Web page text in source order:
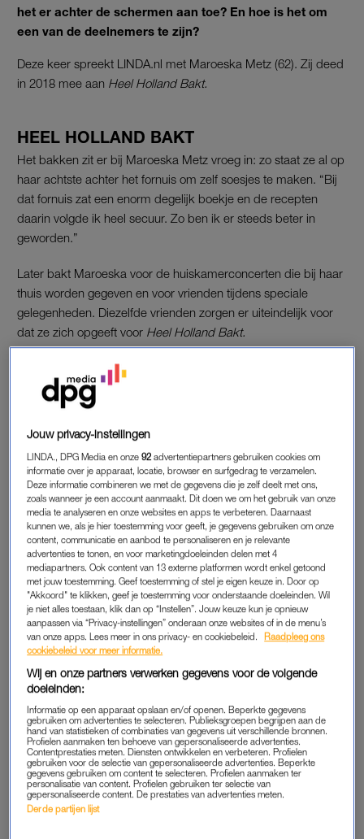
het er achter de schermen aan toe? En hoe is het om
een van de deelnemers te zijn?
Deze keer spreekt LINDA.nl met Maroeska Metz (62). Zij deed
in 2018 mee aan Heel Holland Bakt.
HEEL HOLLAND BAKT
Het bakken zit er bij Maroeska Metz vroeg in: zo staat ze al op
haar achtste achter het fornuis om zelf soesjes te maken. “Bij
dat fornuis zat een enorm degelijk boekje en de recepten
daarin volgde ik heel secuur. Zo ben ik er steeds beter in
geworden.”
Later bakt Maroeska voor de huiskamerconcerten die bij haar
thuis worden gegeven en voor vrienden tijdens speciale
gelegenheden. Diezelfde vrienden zorgen er uiteindelijk voor
dat ze zich opgeeft voor Heel Holland Bakt.
“De eerste opname vond ik echt doodeng”, bekent de 62-
jarige. “Ik moest met apparatuur werken die ik nog niet kende
en dat onder zware tijdsdruk. En in zo’n witte tent aan de slag
scheikunde: het weer en de luchtvochtigheid hebben echt
invloed op je taart. Maar ik vond de opdrachten wel heel leuk,
hoor. Zeker als we echte spektakelstukken mochten maken.
Maar het fijnste moment was toch wel als het weer was gelukt,
haha.”
Een paar van Maroeska’s creaties:
Jouw privacy-instellingen
LINDA., DPG Media en onze92 advertentiepartners gebruiken cookies om
informatie over je apparaat, locatie, browser en surfgedrag te verzamelen.
Deze informatie combineren we met de gegevens die je zelf deelt met ons,
zoals wanneer je een account aanmaakt. Dit doen we om het gebruik van onze
media te analyseren en onze websites en apps te verbeteren. Daarnaast
kunnen we, als je hier toestemming voor geeft, je gegevens gebruiken om onze
content, communicatie en aanbod te personaliseren en je relevante
advertenties te tonen, en voor marketingdoeleinden delen met 4
mediapartners. Ook content van 13 externe platformen wordt enkel getoond
met jouw toestemming. Geef toestemming of stel je eigen keuze in. Door op
"Akkoord" te klikken, geef je toestemming voor onderstaande doeleinden. Wil
je niet alles toestaan, klik dan op “Instellen”. Jouw keuze kun je opnieuw
aanpassen via “Privacy-instellingen” onderaan onze websites of in de menu’s
van onze apps. Lees meer in ons privacy- en cookiebeleid.
Raadpleeg ons
cookiebeleid voor meer informatie.
Wij en onze partners verwerken gegevens voor de volgende
doeleinden:
Informatie op een apparaat opslaan en/of openen. Beperkte gegevens
gebruiken om advertenties te selecteren. Publieksgroepen begrijpen aan de
hand van statistieken of combinaties van gegevens uit verschillende bronnen.
Profielen aanmaken ten behoeve van gepersonaliseerde advertenties.
Contentprestaties meten. Diensten ontwikkelen en verbeteren. Profielen
gebruiken voor de selectie van gepersonaliseerde advertenties. Beperkte
gegevens gebruiken om content te selecteren. Profielen aanmaken ter
personalisatie van content. Profielen gebruiken ter selectie van
gepersonaliseerde content. De prestaties van advertenties meten.
Derde partijen lijst